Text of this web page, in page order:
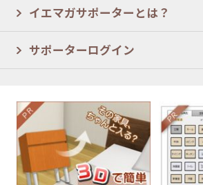
イエマガサポーターとは？
サポーターログイン